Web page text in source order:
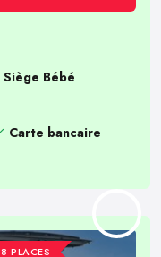
Siège Bébé
Carte bancaire
8 PLACES